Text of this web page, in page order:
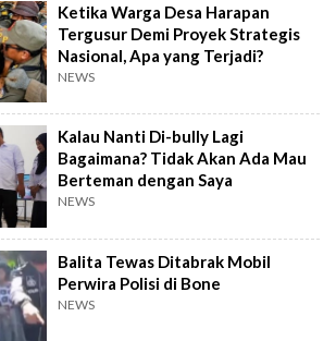
Ketika Warga Desa Harapan
Tergusur Demi Proyek Strategis
Nasional, Apa yang Terjadi?
NEWS
Kalau Nanti Di-bully Lagi
Bagaimana? Tidak Akan Ada Mau
Berteman dengan Saya
NEWS
Balita Tewas Ditabrak Mobil
Perwira Polisi di Bone
NEWS